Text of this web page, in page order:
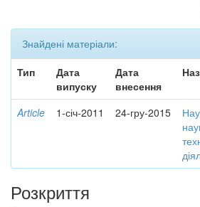
Знайдені матеріали:
Тип
Дата
випуску
Дата
внесення
Article 1-січ-2011 24-гру-2015
Розкриття